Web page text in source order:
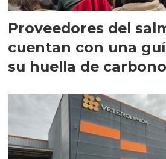
Proveedores del
cuentan con una
su huella de carbono